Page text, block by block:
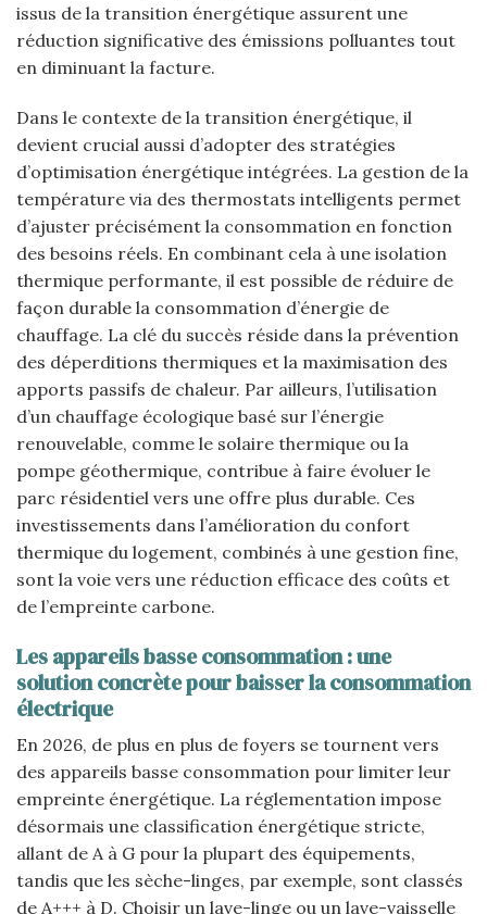
issus de la transition énergétique assurent une
réduction significative des émissions polluantes tout
en diminuant la facture.
Dans le contexte de la transition énergétique, il
devient crucial aussi d’adopter des stratégies
d’optimisation énergétique intégrées. La gestion de la
température via des thermostats intelligents permet
d’ajuster précisément la consommation en fonction
des besoins réels. En combinant cela à une isolation
thermique performante, il est possible de réduire de
façon durable la consommation d’énergie de
chauffage. La clé du succès réside dans la prévention
des déperditions thermiques et la maximisation des
apports passifs de chaleur. Par ailleurs, l’utilisation
d’un chauffage écologique basé sur l’énergie
renouvelable, comme le solaire thermique ou la
pompe géothermique, contribue à faire évoluer le
parc résidentiel vers une offre plus durable. Ces
investissements dans l’amélioration du confort
thermique du logement, combinés à une gestion fine,
sont la voie vers une réduction efficace des coûts et
de l’empreinte carbone.
Les appareils basse consommation : une
solution concrète pour baisser la consommation
électrique
En 2026, de plus en plus de foyers se tournent vers
des appareils basse consommation pour limiter leur
empreinte énergétique. La réglementation impose
désormais une classification énergétique stricte,
allant de A à G pour la plupart des équipements,
tandis que les sèche-linges, par exemple, sont classés
de A+++ à D. Choisir un lave-linge ou un lave-vaisselle